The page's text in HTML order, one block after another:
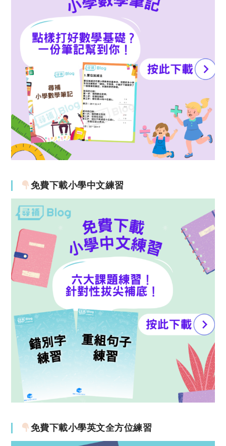
免費下載小學中文練習
免費下載小學英文全方位練習